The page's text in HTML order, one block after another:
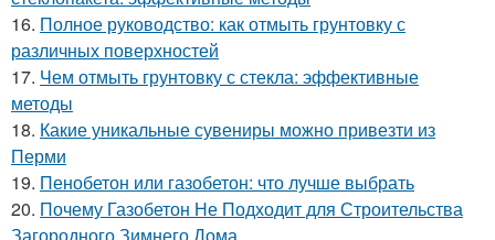
16. Полное руководство: как отмыть грунтовку с
различных поверхностей
17. Чем отмыть грунтовку с стекла: эффективные
методы
18. Какие уникальные сувениры можно привезти из
Перми
19. Пенобетон или газобетон: что лучше выбрать
20. Почему Газобетон Не Подходит для Строительства